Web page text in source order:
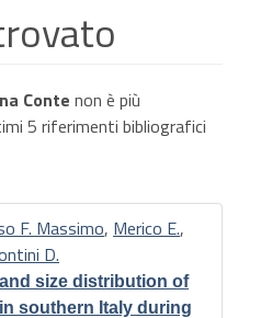
Conte non è più
5 riferimenti bibliografici
F. Massimo, Merico E.,
D.
size distribution of
southern Italy during